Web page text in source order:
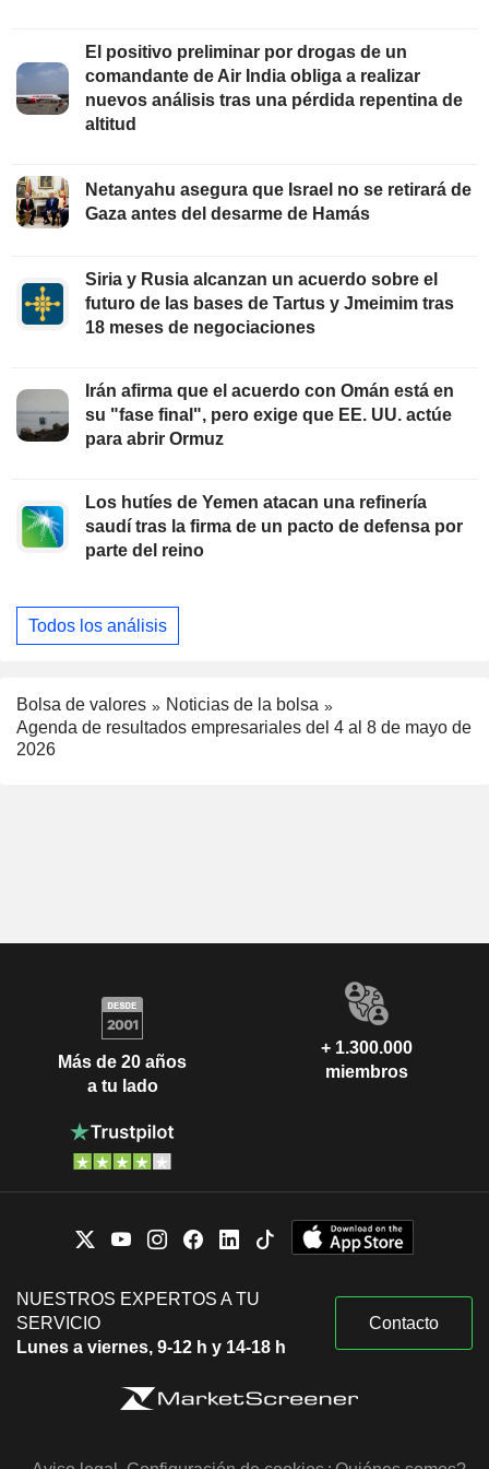
El positivo preliminar por drogas de un
comandante de Air India obliga a realizar
nuevos análisis tras una pérdida repentina de
altitud
Netanyahu asegura que Israel no se retirará de
Gaza antes del desarme de Hamás
Siria y Rusia alcanzan un acuerdo sobre el
futuro de las bases de Tartus y Jmeimim tras
18 meses de negociaciones
Irán afirma que el acuerdo con Omán está en
su "fase final", pero exige que EE. UU. actúe
para abrir Ormuz
Los hutíes de Yemen atacan una refinería
saudí tras la firma de un pacto de defensa por
parte del reino
Todos los análisis
Bolsa de valores
Noticias de la bolsa
Agenda de resultados empresariales del 4 al 8 de mayo de
2026
Más de 20 años
a tu lado
+ 1.300.000
miembros
NUESTROS EXPERTOS A TU
SERVICIO
Lunes a viernes, 9-12 h y 14-18 h
Contacto